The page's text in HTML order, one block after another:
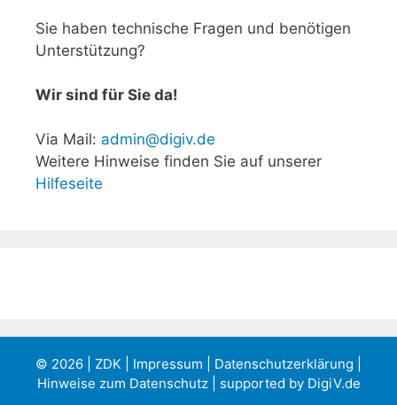
Sie haben technische Fragen und benötigen
Unterstützung?
Wir sind für Sie da!
Via Mail: admin@digiv.de
Weitere Hinweise finden Sie auf unserer
Hilfeseite
© 2026 | ZDK | Impressum Datenschutzerklärung
Hinweise zum Datenschutz| supported by DigiV.de